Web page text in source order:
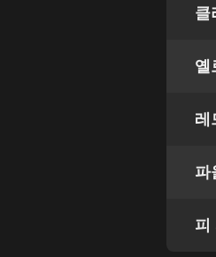
클
옐
레
파
피